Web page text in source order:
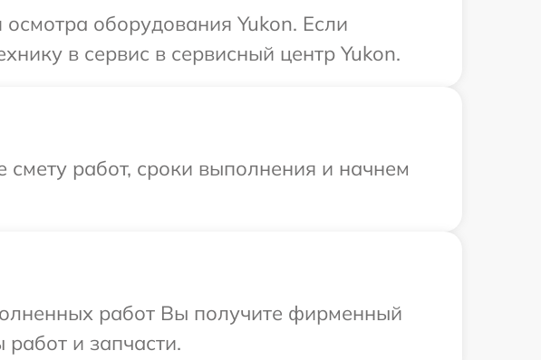
оборудования Yukon. Если
в сервис в сервисный центр Yukon.
работ, сроки выполнения и начнем
работ Вы получите фирменный
и запчасти.